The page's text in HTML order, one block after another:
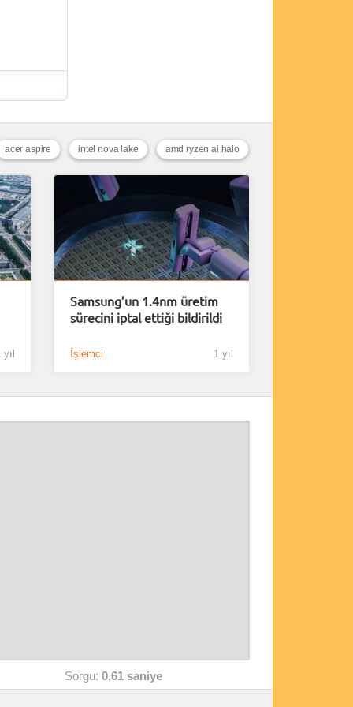
amd ryzen ai halo
intel nova lake
acer aspire
Samsung’un 1.4nm üretim
sürecini iptal ettiği bildirildi
İşlemci 1 yıl
Sorgu: 0,61 saniye